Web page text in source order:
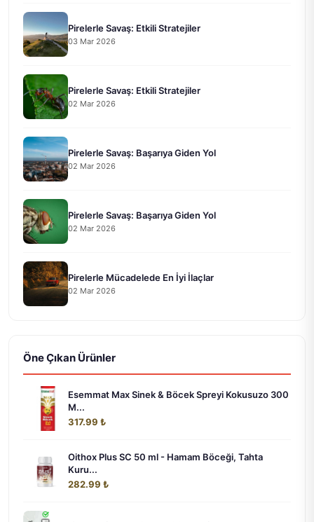
Pirelerle Savaş: Etkili Stratejiler
03 Mar 2026
Pirelerle Savaş: Etkili Stratejiler
02 Mar 2026
Pirelerle Savaş: Başarıya Giden Yol
02 Mar 2026
Pirelerle Savaş: Başarıya Giden Yol
02 Mar 2026
Pirelerle Mücadelede En İyi İlaçlar
02 Mar 2026
Öne Çıkan Ürünler
Esemmat Max Sinek & Böcek Spreyi Kokusuzo 300
M...
317.99 ₺
Oithox Plus SC 50 ml - Hamam Böceği, Tahta
Kuru...
282.99 ₺